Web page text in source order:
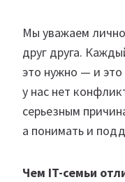
Мы уважаем
друг друга.
это нужно — и
у нас нет
серьезным
а понимать и
Чем IT-семьи